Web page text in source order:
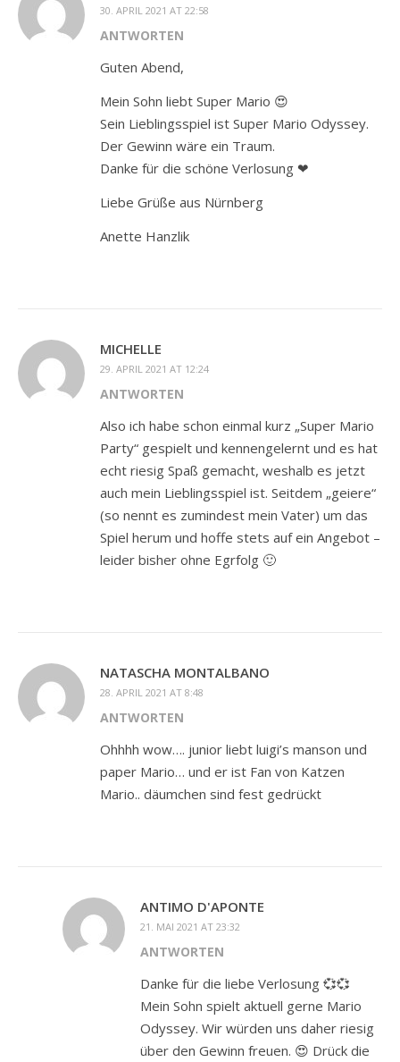
30. APRIL 2021 AT 22:58
ANTWORTEN
Guten Abend,
Mein Sohn liebt Super Mario 😍
Sein Lieblingsspiel ist Super Mario Odyssey.
Der Gewinn wäre ein Traum.
Danke für die schöne Verlosung ❤
Liebe Grüße aus Nürnberg
Anette Hanzlik
MICHELLE
29. APRIL 2021 AT 12:24
ANTWORTEN
Also ich habe schon einmal kurz „Super Mario
Party“ gespielt und kennengelernt und es hat
echt riesig Spaß gemacht, weshalb es jetzt
auch mein Lieblingsspiel ist. Seitdem „geiere“
(so nennt es zumindest mein Vater) um das
Spiel herum und hoffe stets auf ein Angebot –
leider bisher ohne Egrfolg 🙂
NATASCHA MONTALBANO
28. APRIL 2021 AT 8:48
ANTWORTEN
Ohhhh wow…. junior liebt luigi’s manson und
paper Mario… und er ist Fan von Katzen
Mario.. däumchen sind fest gedrückt
ANTIMO D'APONTE
21. MAI 2021 AT 23:32
ANTWORTEN
Danke für die liebe Verlosung 💞💞
Mein Sohn spielt aktuell gerne Mario
Odyssey. Wir würden uns daher riesig
über den Gewinn freuen. 😍 Drück die